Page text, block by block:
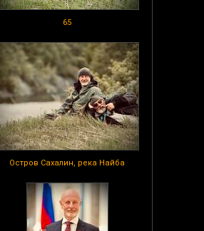
65
Остров Сахалин, река Найба